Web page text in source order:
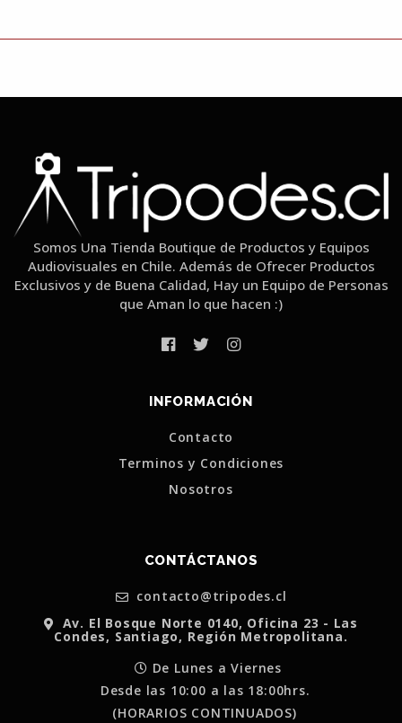
Somos Una Tienda Boutique de Productos y Equipos
Audiovisuales en Chile. Además de Ofrecer Productos
Exclusivos y de Buena Calidad, Hay un Equipo de Personas
que Aman lo que hacen :)
INFORMACIÓN
Contacto
Terminos y Condiciones
Nosotros
CONTÁCTANOS
contacto@tripodes.cl
Av. El Bosque Norte 0140, Oficina 23 - Las
Condes, Santiago, Región Metropolitana.
De Lunes a Viernes
Desde las 10:00 a las 18:00hrs.
(HORARIOS CONTINUADOS)